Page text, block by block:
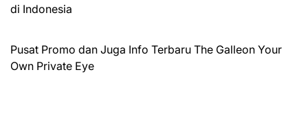
di Indonesia
Pusat Promo dan Juga Info Terbaru The Galleon Your
Own Private Eye